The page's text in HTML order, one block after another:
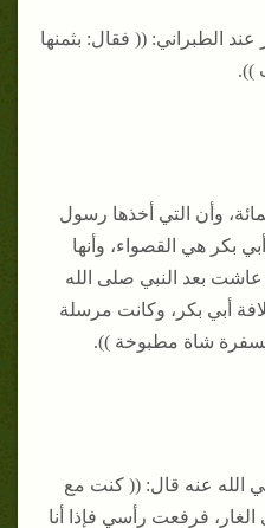
الطبراني: (( فقال: بثمنها
)).
وأن التي أخذها رسول
بكر هي القصواء، وأنها
بعد النبي صلى الله
أبي بكر، وكانت مرسلة
شاة مطبوخة )).
الله عنه قال: (( كنت مع
فرفعت رأسي فإذا أنا